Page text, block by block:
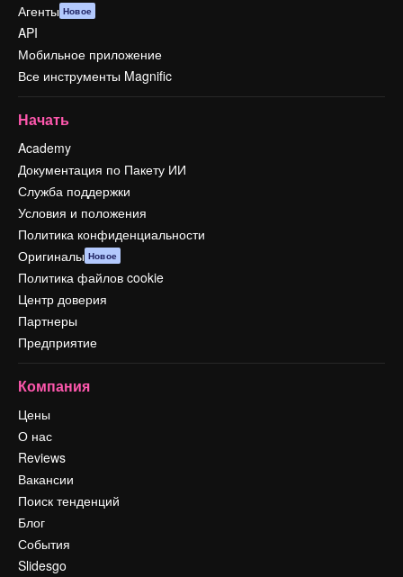
Агенты Новое
API
Мобильное приложение
Все инструменты Magnific
Начать
Academy
Документация по Пакету ИИ
Служба поддержки
Условия и положения
Политика конфиденциальности
Оригиналы Новое
Политика файлов cookie
Центр доверия
Партнеры
Предприятие
Компания
Цены
О нас
Reviews
Вакансии
Поиск тенденций
Блог
События
Slidesgo